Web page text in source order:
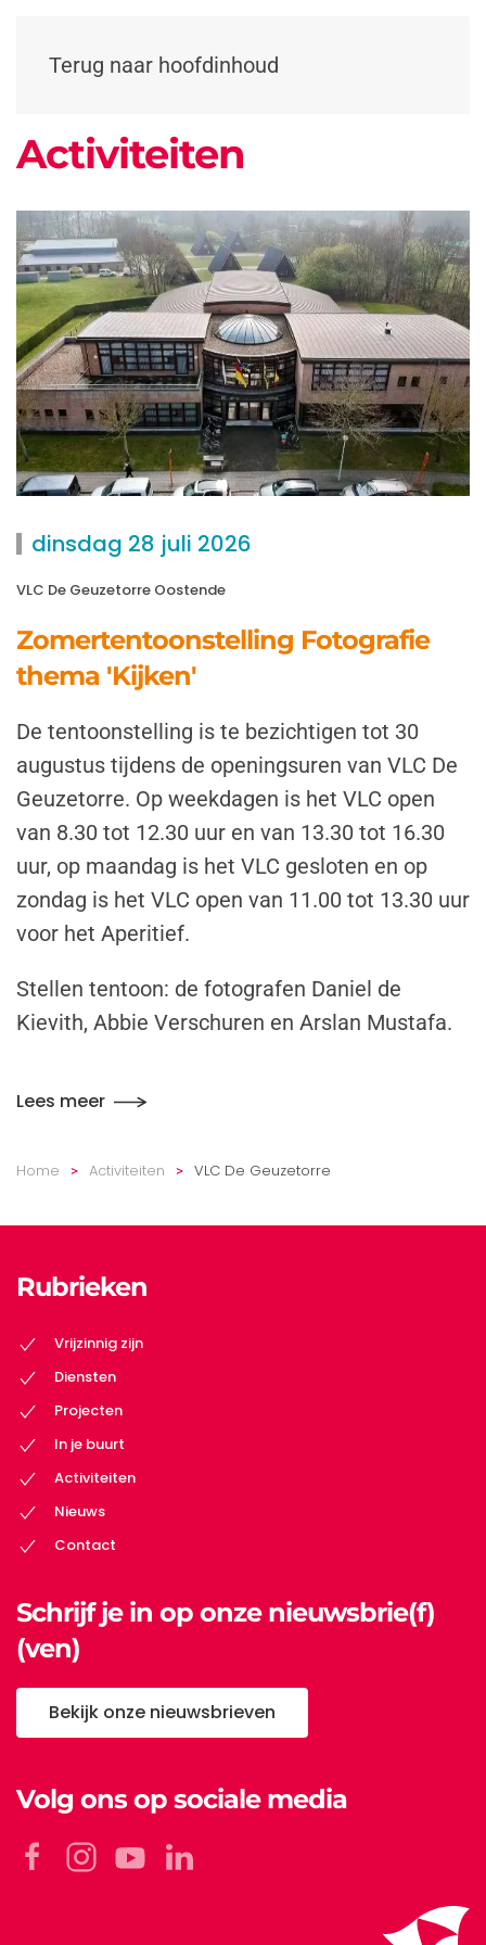
Terug naar hoofdinhoud
Activiteiten
dinsdag 28 juli 2026
VLC De Geuzetorre Oostende
Zomertentoonstelling Fotografie
thema 'Kijken'
De tentoonstelling is te bezichtigen tot 30
augustus tijdens de openingsuren van VLC De
Geuzetorre. Op weekdagen is het VLC open
van 8.30 tot 12.30 uur en van 13.30 tot 16.30
uur, op maandag is het VLC gesloten en op
zondag is het VLC open van 11.00 tot 13.30 uur
voor het Aperitief.
Stellen tentoon: de fotografen Daniel de
Kievith, Abbie Verschuren en Arslan Mustafa.
Lees meer
Home Activiteiten VLC De Geuzetorre
Rubrieken
Vrijzinnig zijn
Diensten
Projecten
In je buurt
Activiteiten
Nieuws
Contact
Schrijf je in op onze nieuwsbrie(f)
(ven)
Bekijk onze nieuwsbrieven
Volg ons op sociale media